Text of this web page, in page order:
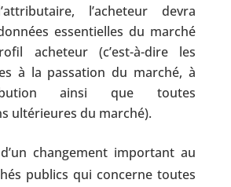
l’acheteur devra
essentielles du marché
acheteur (c’est-à-dire les
à la passation du marché, à
ainsi que toutes
ultérieures du marché).
changement important au
publics qui concerne toutes